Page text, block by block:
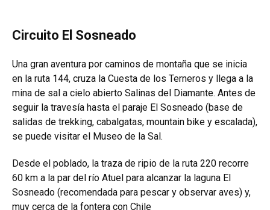
Circuito El Sosneado
Una gran aventura por caminos de montaña que se inicia
en la ruta 144, cruza la Cuesta de los Terneros y llega a la
mina de sal a cielo abierto Salinas del Diamante. Antes de
seguir la travesía hasta el paraje El Sosneado (base de
salidas de trekking, cabalgatas, mountain bike y escalada),
se puede visitar el Museo de la Sal.
Desde el poblado, la traza de ripio de la ruta 220 recorre
60 km a la par del río Atuel para alcanzar la laguna El
Sosneado (recomendada para pescar y observar aves) y,
muy cerca de la fontera con Chile